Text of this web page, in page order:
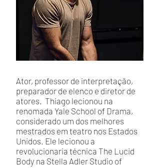
Ator, professor de interpretação,
preparador de elenco e diretor de
atores. Thiago lecionou na
renomada Yale School of Drama,
considerado um dos melhores
mestrados em teatro nos Estados
Unidos. Ele lecionou a
revolucionaria técnica The Lucid
Body na Stella Adler Studio of